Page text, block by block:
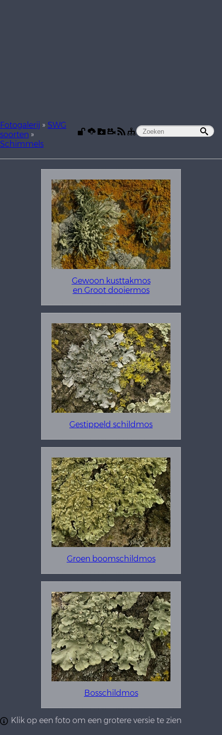
Fotogalerij » SWG
soorten »
Schimmels
Gewoon kusttakmos
en Groot dooiermos
Gestippeld schildmos
Groen boomschildmos
Bosschildmos
Klik op een foto om een grotere versie te zien